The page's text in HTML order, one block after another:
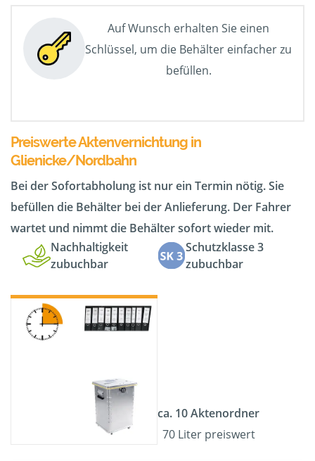
Auf Wunsch erhalten Sie einen
Schlüssel, um die Behälter einfacher zu
befüllen.
Preiswerte Aktenvernichtung in
Glienicke/Nordbahn
Bei der Sofortabholung ist nur ein Termin nötig. Sie
befüllen die Behälter bei der Anlieferung. Der Fahrer
wartet und nimmt die Behälter sofort wieder mit.
Nachhaltigkeit
zubuchbar
Schutzklasse 3
zubuchbar
ca. 10 Aktenordner
70 Liter preiswert